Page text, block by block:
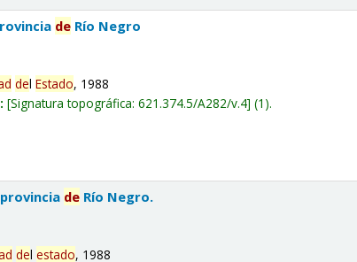
de Río Negro
delEstado, 1988
Signatura topográfica:621.374.5/A282/v.4 (1).
de Río Negro.
delestado, 1988